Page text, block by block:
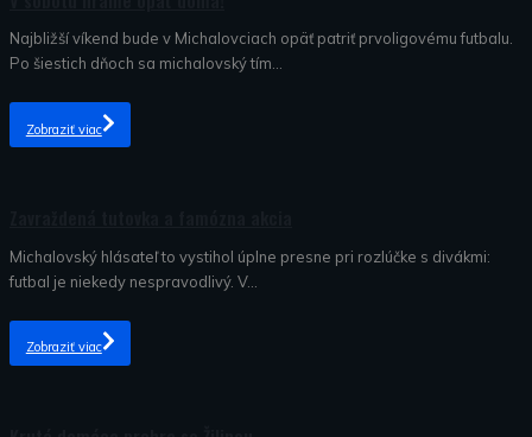
Najbližší víkend bude v Michalovciach opäť patriť prvoligovému futbalu.
Po šiestich dňoch sa michalovský tím...
Zobraziť viac
Michalovský hlásateľ to vystihol úplne presne pri rozlúčke s divákmi:
futbal je niekedy nespravodlivý. V...
Zobraziť viac